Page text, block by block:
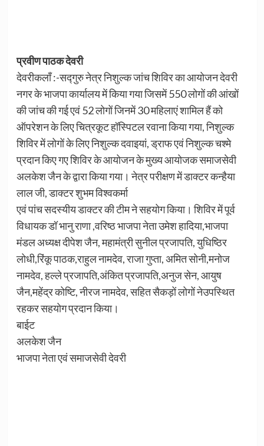
प्रवीण पाठक देवरी
देवरीकलाँ :-सद्गुरु नेत्र निशुल्क जांच शिविर का आयोजन देवरी
नगर के भाजपा कार्यालय में किया गया जिसमें 550 लोगों की आंखों
की जांच की गई एवं 52 लोगों जिनमें 30 महिलाएं शामिल हैं को
ऑपरेशन के लिए चित्रकूट हॉस्पिटल रवाना किया गया, निशुल्क
शिविर में लोगों के लिए निशुल्क दवाइयां, ड्राफ एवं निशुल्क चश्मे
प्रदान किए गए शिविर के आयोजन के मुख्य आयोजक समाजसेवी
अलकेश जैन के द्वारा किया गया। नेत्र परीक्षण में डाक्टर कन्हैया
लाल जी, डाक्टर शुभम विश्वकर्मा
एवं पांच सदस्यीय डाक्टर की टीम ने सहयोग किया। शिविर में पूर्व
विधायक डॉ भानु राणा ,वरिष्ठ भाजपा नेता उमेश हादिया,भाजपा
मंडल अध्यक्ष दीपेश जैन, महामंत्री सुनील प्रजापति, युधिष्ठिर
लोधी,रिंकू पाठक,राहुल नामदेव, राजा गुप्ता, अमित सोनी,मनोज
नामदेव, हल्ले प्रजापति,अंकित प्रजापति,अनुज सेन, आयुष
जैन,महेंद्र कोष्टि, नीरज नामदेव, सहित सैकड़ों लोगों नेउपस्थित
रहकर सहयोग प्रदान किया।
बाईट
अलकेश जैन
भाजपा नेता एवं समाजसेवी देवरी